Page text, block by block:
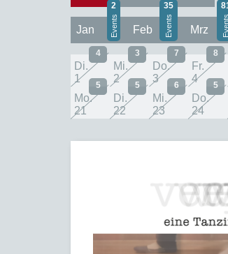
Jan
2
Feb
35
Mrz
Di.
1
4
Mi.
2
3
Do.
3
7
Fr.
4
8
Mo.
21
5
Di.
22
5
Mi.
23
6
Do.
24
5